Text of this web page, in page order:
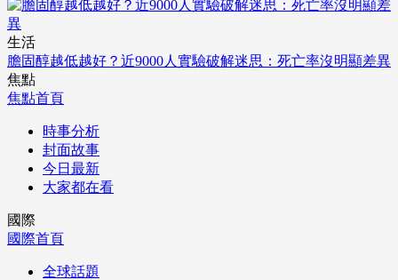
生活
膽固醇越低越好？近9000人實驗破解迷思：死亡率沒明顯差異
焦點
焦點首頁
時事分析
封面故事
今日最新
大家都在看
國際
國際首頁
全球話題